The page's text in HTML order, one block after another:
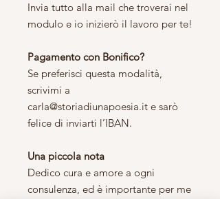
Invia tutto alla mail che troverai nel
modulo e io inizierò il lavoro per te!
Pagamento con Bonifico?
Se preferisci questa modalità,
scrivimi a
carla@storiadiunapoesia.it e sarò
felice di inviarti l’IBAN.
Una piccola nota
Dedico cura e amore a ogni
consulenza, ed è importante per me